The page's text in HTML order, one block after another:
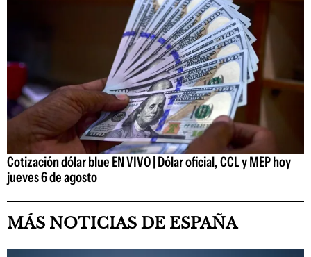
Cotización dólar blue EN VIVO | Dólar oficial, CCL y MEP hoy
jueves 6 de agosto
MÁS NOTICIAS DE ESPAÑA